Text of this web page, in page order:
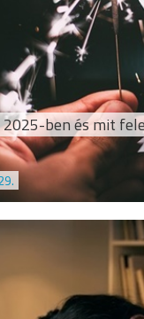
ben és mit